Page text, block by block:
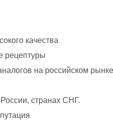
качества
рецептуры
на российском рынке
странах СНГ.